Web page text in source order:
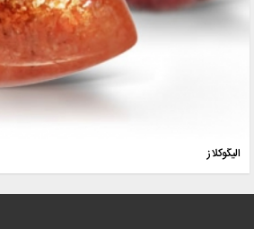
الیگوکلاز